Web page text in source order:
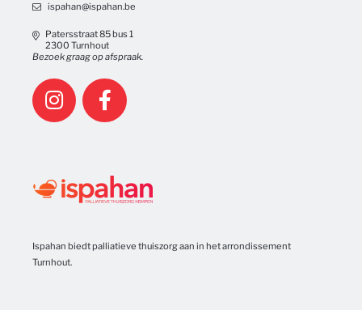
Ispahan biedt palliatieve thuiszorg aan in het arrondissement
Turnhout.
ispahan@ispahan.be
Patersstraat 85 bus 1
2300 Turnhout
Bezoek graag op afspraak.